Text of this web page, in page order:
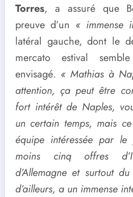
Torres, a assuré que
preuve d’un « immense
latéral gauche, dont le
mercato estival
envisagé. « Mathias à
attention, ça peut être
fort intérêt de Naples,
un certain temps, mais
équipe intéressée par
moins cinq offres
d’Allemagne et surtout
d’ailleurs, a un immense